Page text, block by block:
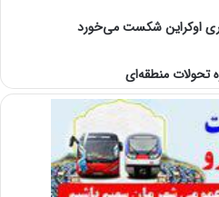
اوکراین شکست می‌خورد
تحولات منطقه‌ای